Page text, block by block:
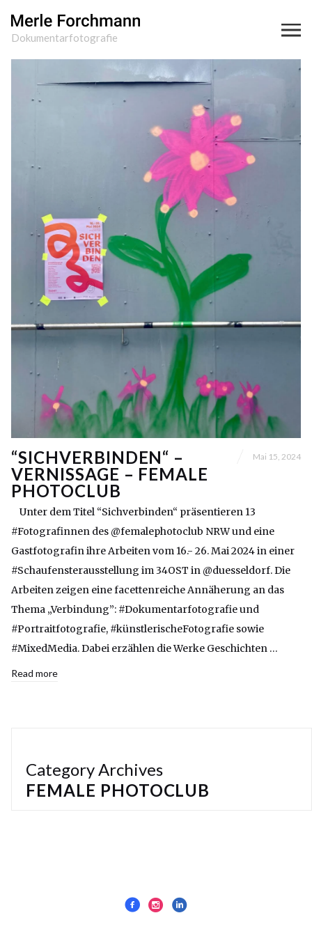
Dokumentarfotografie
“SICHVERBINDEN“ –
VERNISSAGE – FEMALE
PHOTOCLUB
Mai 15, 2024
Unter dem Titel “Sichverbinden“ präsentieren 13
#Fotografinnen des @femalephotoclub NRW und eine
Gastfotografin ihre Arbeiten vom 16.- 26. Mai 2024 in einer
#Schaufensterausstellung im 34OST in @duesseldorf. Die
Arbeiten zeigen eine facettenreiche Annäherung an das
Thema „Verbindung”: #Dokumentarfotografie und
#Portraitfotografie, #künstlerischeFotografie sowie
#MixedMedia. Dabei erzählen die Werke Geschichten …
Read more
Category Archives
FEMALE PHOTOCLUB